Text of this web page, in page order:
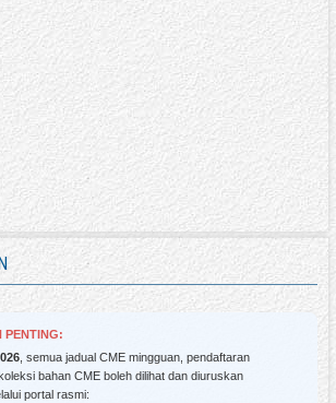
PENTING:
, semua jadual CME mingguan, pendaftaran
bahan CME boleh dilihat dan diuruskan
portal rasmi: